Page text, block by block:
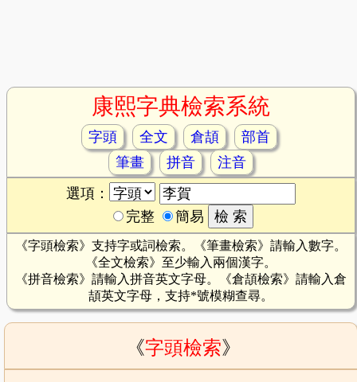
康熙字典檢索系統
字頭 全文 倉頡
部首
筆畫
拼音
注音
選項：
完整
簡易
《字頭檢索》支持字或詞檢索。《筆畫檢索》請輸入數字。
《全文檢索》至少輸入兩個漢字。
《拼音檢索》請輸入拼音英文字母。《倉頡檢索》請輸入倉
頡英文字母，支持*號模糊查尋。
《字頭檢索》